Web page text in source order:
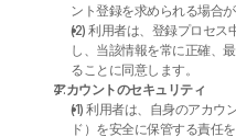
ント登録を求められる場合が
(2) 利用者は、登録プロセス
し、当該情報を常に正確、
ることに同意します。
アカウントのセキュリティ
(1) 利用者は、自身のアカウ
ド）を安全に保管する責任